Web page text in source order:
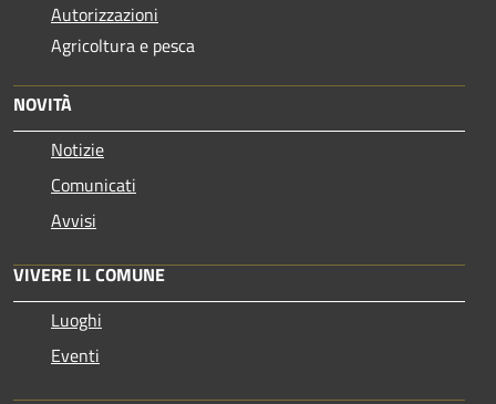
Autorizzazioni
Agricoltura e pesca
NOVITÀ
Notizie
Comunicati
Avvisi
VIVERE IL COMUNE
Luoghi
Eventi